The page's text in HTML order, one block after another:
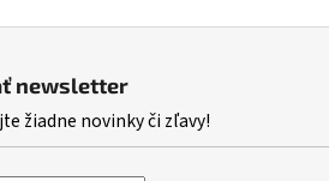
newsletter
žiadne novinky či zľavy!